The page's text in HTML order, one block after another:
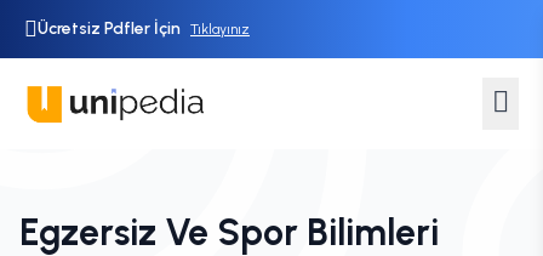
Ücretsiz Pdfler İçin Tıklayınız
Egzersiz Ve Spor Bilimleri